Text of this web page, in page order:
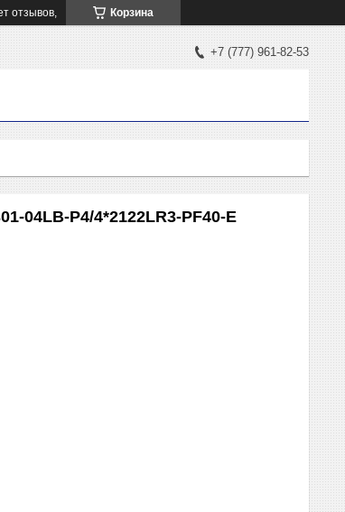
Корзина
отзывов,
+7 (777) 961-82-53
04LB-P4/4*2122LR3-PF40-E